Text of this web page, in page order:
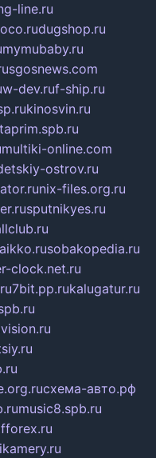
line.ru
dugshop.ru
mymubaby.ru
w-dev.ruf-ship.ru
kinosvin.ru
multiki-online.com
ostrov.ru
nix-files.org.ru
sputnikyes.ru
sobakopedia.ru
clock.net.ru
7bit.pp.rukalugatur.ru
схема-авто.рф
music8.spb.ru